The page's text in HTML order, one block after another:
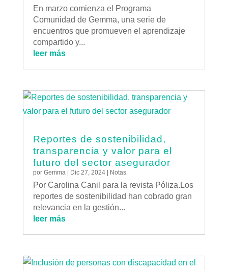
En marzo comienza el Programa
Comunidad de Gemma, una serie de
encuentros que promueven el aprendizaje
compartido y...
leer más
Reportes de sostenibilidad,
transparencia y valor para el
futuro del sector asegurador
por Gemma| Dic 27, 2024| Notas
Por Carolina Canil para la revista Póliza.Los
reportes de sostenibilidad han cobrado gran
relevancia en la gestión...
leer más